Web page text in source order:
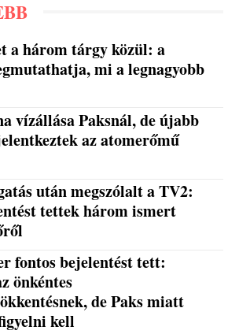
a három tárgy közül: a
mi a legnagyobb
vízállása Paksnál, de újabb
az atomerőmű
után megszólalt a TV2:
tettek három ismert
fontos bejelentést tett:
önkéntes
de Paks miatt
kell